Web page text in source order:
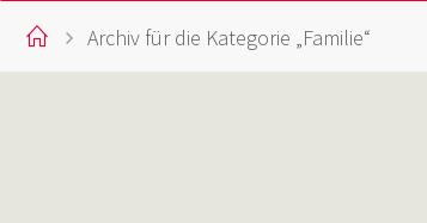
StartArchiv für die Kategorie „Familie“